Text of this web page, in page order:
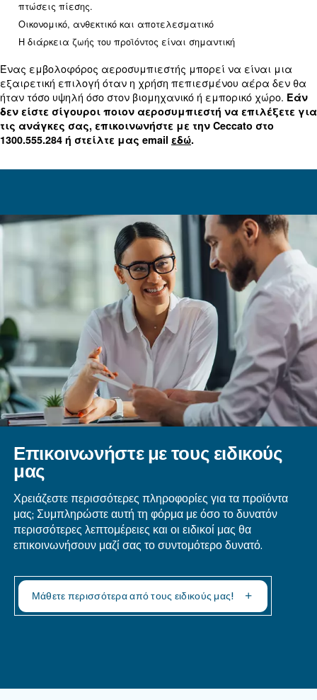
Οι εμβολοφόροι αεροσυμπιεστές
από μικρά εργοστάσια και συνεργεία που
χαμηλότερη ζήτηση αέρα ή όταν η ζήτηση αέρα
συνεχώς απαραίτητη. Μόλις η πίεση πέσει κάτω
σημείο ρύθμισης, ο εμβολοφόρος
Τα πλεονεκτήματα ενός εμβολοφόρου
πρέπει να ληφθούν υπόψη είναι τα εξής:
Χαμηλό κόστος συντήρησης
Δυνατότητα υψηλής πίεσης και υψηλής ισχύος
Μπορεί να βρίσκεται κοντά στο σημείο χρήσης.
αποφεύγονται οι μεγάλες διαδρομές
πτώσεις πίεσης.
Οικονομικό, ανθεκτικό και αποτελεσματικό
Η διάρκεια ζωής του προϊόντος είναι σημαντική
Ένας εμβολοφόρος αεροσυμπιεστής μπορεί να
εξαιρετική επιλογή όταν η χρήση πεπιεσμένου
ήταν τόσο υψηλή όσο στον βιομηχανικό ή
δεν είστε σίγουροι ποιον αεροσυμπιεστή να
τις ανάγκες σας, επικοινωνήστε με την
1300.555.284 ή στείλτε μας emailεδώ.